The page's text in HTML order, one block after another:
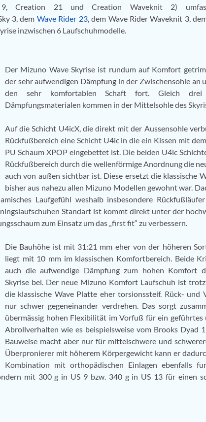
9, Creation 21 und Creation Waveknit 2)
3, dem Wave Rider 23, dem Wave Rider Waveknit 3,
inzwischen 6 Laufschuhmodelle.
Der Mizuno Wave Skyrise ist rundum auf Komfort
der sehr aufwendigen Dämpfung in der Zwischensohle an
den sehr komfortablen Schaft fort. Gleich drei
Dämpfungsmaterialen kommen in der Mittelsohle des
Auf die Schicht U4icX, die direkt mit der Aussensohle
Rückfußbereich eine Schicht U4ic in die ein Kissen mit
PU Schaum XPOP eingebettet ist. Die beiden U4ic
Rückfußbereich durch die wellenförmige Anordnung die
auch von außen sichtbar ist. Diese ersetzt die klassische
bisher aus nahezu allen Mizuno Modellen gewohnt war.
Laufgefühl weshalb insbesondere
Standart ist kommt direkt unter der
zum Einsatz um das „first fit“ zu verbessern.
Die Bauhöhe ist mit 31:21 mm eher von der höheren
liegt mit 10 mm im klassischen Komfortbereich. Beide
auch die aufwendige Dämpfung zum hohen Komfort
Skyrise bei. Der neue Mizuno Komfort Laufschuh ist
die klassische Wave Platte eher torsionssteif. Rück- und
nur schwer gegeneinander verdrehen. Das sorgt
übermässig hohen Flexibilität im Vorfuß für ein
Abrollverhalten wie es beispielsweise vom Brooks Dyad
Bauweise macht aber nur für mittelschwere und
Überpronierer mit höherem Körpergewicht kann er
Kombination mit orthopädischen Einlagen ebenfalls
mit 300 g in US 9 bzw. 340 g in US 13 für einen